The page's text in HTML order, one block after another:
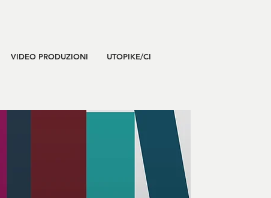
VIDEO PRODUZIONI UTOPIKE/CI